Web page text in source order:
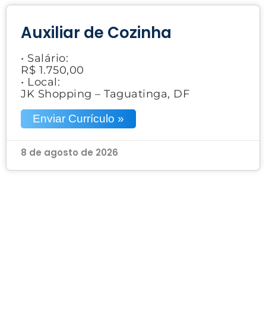
Auxiliar de Cozinha
• Salário:
R$ 1.750,00
• Local:
JK Shopping – Taguatinga, DF
Enviar Currículo »
8 de agosto de 2026